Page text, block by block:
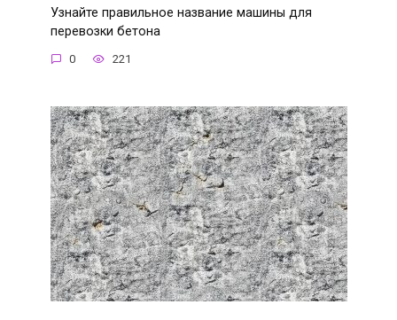
Узнайте правильное название машины для
перевозки бетона
0 221